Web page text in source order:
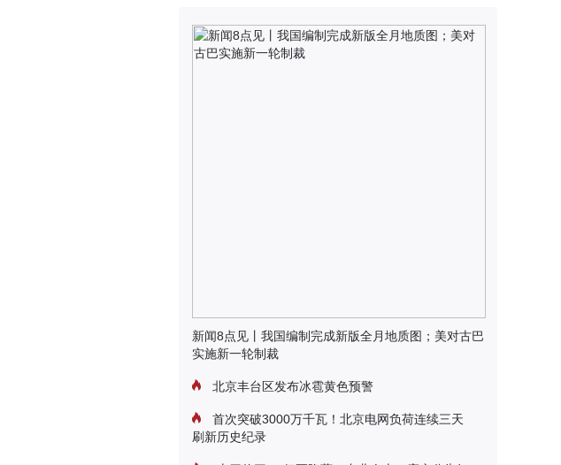
新闻8点见丨我国编制完成新版全月地质图；美对古巴
实施新一轮制裁
北京丰台区发布冰雹黄色预警
首次突破3000万千瓦！北京电网负荷连续三天
刷新历史纪录